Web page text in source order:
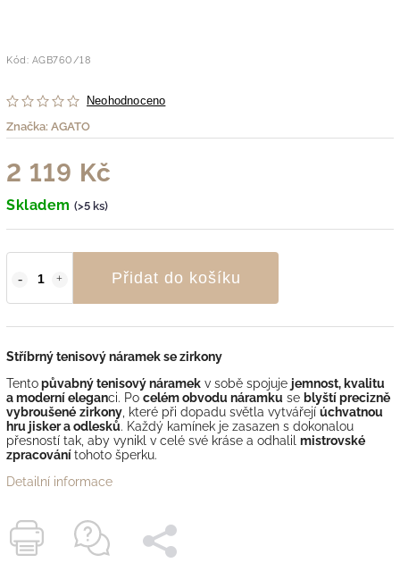
Kód: AGB760/18
Neohodnoceno
Značka: AGATO
2 119 Kč
Skladem (>5 ks)
Přidat do košíku
Stříbrný tenisový náramek se zirkony
Tentopůvabný tenisový náramek v sobě spojuje jemnost, kvalitu
a moderní eleganci. Po celém obvodu náramku se blyští precizně
vybroušené zirkony , které při dopadu světla vytvářejí úchvatnou
hru jisker a odlesků. Každý kamínek je zasazen s dokonalou
přesností tak, aby vynikl v celé své kráse a odhalil mistrovské
zpracovánítohoto šperku.
Detailní informace